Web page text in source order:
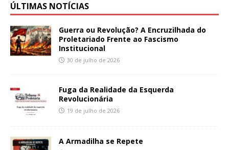
ÚLTIMAS NOTÍCIAS
Guerra ou Revolução? A Encruzilhada do
Proletariado Frente ao Fascismo
Institucional
30 de julho de 2026
Fuga da Realidade da Esquerda
Revolucionária
19 de julho de 2026
A Armadilha se Repete